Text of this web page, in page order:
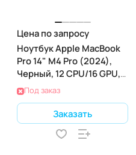
Цена по запросу
Ноутбук Apple MacBook
Pro 14" M4 Pro (2024),
Черный, 12 CPU/16 GPU,
48 RAM 2 ТБ SSD
Под заказ
Заказать